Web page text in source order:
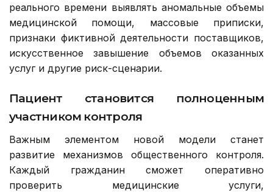
реального времени выявлять аномальные объемы
медицинской помощи, массовые приписки,
признаки фиктивной деятельности поставщиков,
искусственное завышение объемов оказанных
услуг и другие риск-сценарии.
Пациент становится полноценным
участником контроля
Важным элементом новой модели станет
развитие механизмов общественного контроля.
Каждый гражданин сможет оперативно
проверить медицинские услуги,